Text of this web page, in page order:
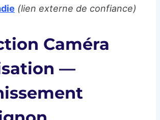
(lien externe de confiance)
Caméra
—